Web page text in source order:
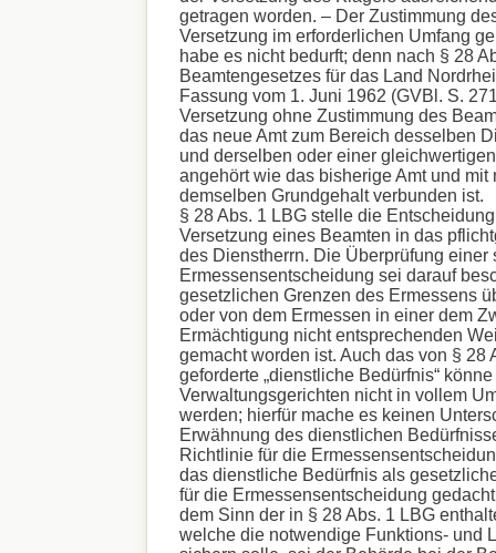
getragen worden. – Der Zustimmung
Versetzung im erforderlichen Umfang
habe es nicht bedurft; denn nach § 28
Beamtengesetzes für das Land
Fassung vom 1. Juni 1962 (GVBl. S.
Versetzung ohne Zustimmung des
das neue Amt zum Bereich desselben
und derselben oder einer
angehört wie das bisherige Amt und mit
demselben Grundgehalt verbunden ist.
§ 28 Abs. 1 LBG stelle die
Versetzung eines Beamten in das
des Dienstherrn. Die Überprüfung einer
Ermessensentscheidung sei darauf
gesetzlichen Grenzen des Ermessens
oder von dem Ermessen in einer dem
Ermächtigung nicht entsprechenden
gemacht worden ist. Auch das von § 28
geforderte „dienstliche Bedürfnis“
Verwaltungsgerichten nicht in vollem
werden; hierfür mache es keinen
Erwähnung des dienstlichen
Richtlinie für die
das dienstliche Bedürfnis als
für die Ermessensentscheidung
dem Sinn der in § 28 Abs. 1 LBG
welche die notwendige Funktions- und